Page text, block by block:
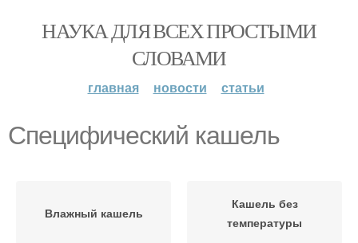
НАУКА ДЛЯ ВСЕХ ПРОСТЫМИ
СЛОВАМИ
главная новости статьи
Специфический кашель
Влажный кашель
Кашель без
температуры